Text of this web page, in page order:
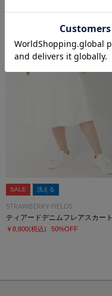
SALE 洗える
STRAWBERRY-FIELDS
ティアードデニムフレアスカート
￥8,800(税込) 50%OFF